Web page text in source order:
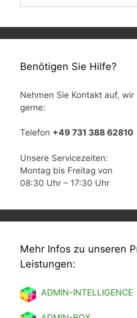
Benötigen Sie Hilfe?
Nehmen Sie Kontakt auf, wir
gerne:
Telefon +49 731 388 62810
Unsere Servicezeiten:
Montag bis Freitag von
08:30 Uhr – 17:30 Uhr
Mehr Infos zu unseren
Leistungen:
ADMIN-INTELLIGENCE